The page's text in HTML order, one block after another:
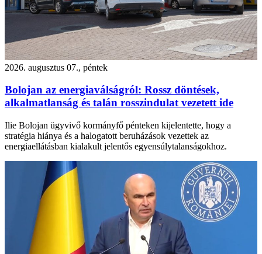
2026. augusztus 07., péntek
Bolojan az energiaválságról: Rossz döntések,
alkalmatlanság és talán rosszindulat vezetett ide
Ilie Bolojan ügyvivő kormányfő pénteken kijelentette, hogy a
stratégia hiánya és a halogatott beruházások vezettek az
energiaellátásban kialakult jelentős egyensúlytalanságokhoz.